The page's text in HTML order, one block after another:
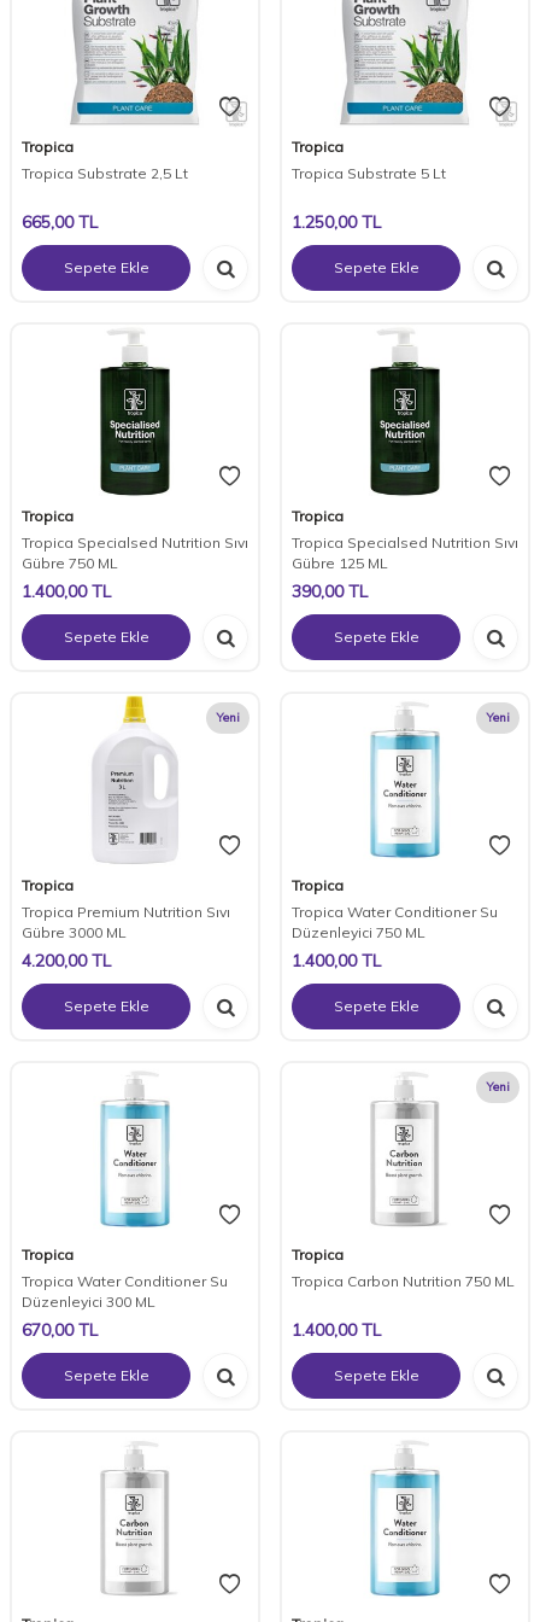
Tropica
Tropica Substrate 2,5 Lt
665,00TL
Sepete Ekle
Tropica
Tropica Substrate 5 Lt
1.250,00TL
Sepete Ekle
Tropica
Tropica Specialsed Nutrition Sıvı
Gübre 750 ML
1.400,00TL
Sepete Ekle
Tropica
Tropica Specialsed Nutrition Sıvı
Gübre 125 ML
390,00TL
Sepete Ekle
Yeni
Tropica
Tropica Premium Nutrition Sıvı
Gübre 3000 ML
4.200,00TL
Sepete Ekle
Yeni
Tropica
Tropica Water Conditioner Su
Düzenleyici 750 ML
1.400,00TL
Sepete Ekle
Tropica
Tropica Water Conditioner Su
Düzenleyici 300 ML
670,00TL
Sepete Ekle
Yeni
Tropica
Tropica Carbon Nutrition 750 ML
1.400,00TL
Sepete Ekle